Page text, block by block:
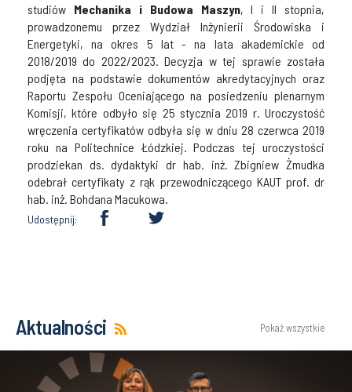
studiów Mechanika i Budowa Maszyn, I i II stopnia,
prowadzonemu przez Wydział Inżynierii Środowiska i
Energetyki, na okres 5 lat - na lata akademickie od
2018/2019 do 2022/2023. Decyzja w tej sprawie została
podjęta na podstawie dokumentów akredytacyjnych oraz
Raportu Zespołu Oceniającego na posiedzeniu plenarnym
Komisji, które odbyło się 25 stycznia 2019 r. Uroczystość
wręczenia certyfikatów odbyła się w dniu 28 czerwca 2019
roku na Politechnice Łódzkiej. Podczas tej uroczystości
prodziekan ds. dydaktyki dr hab. inż. Zbigniew Żmudka
odebrał certyfikaty z rąk przewodniczącego KAUT prof. dr
hab. inż. Bohdana Macukowa.
Udostępnij:
Aktualności Pokaż wszystkie